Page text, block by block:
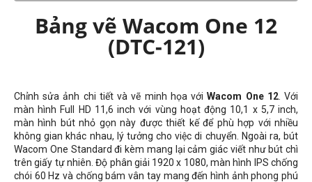
Bảng vẽ Wacom One 12
(DTC-121)
Chỉnh sửa ảnh chi tiết và vẽ minh họa vớiWacom One 12. Với
màn hình Full HD 11,6 inch với vùng hoạt động 10,1 x 5,7 inch,
màn hình bút nhỏ gọn này được thiết kế để phù hợp với nhiều
không gian khác nhau, lý tưởng cho việc di chuyển. Ngoài ra, bút
Wacom One Standard đi kèm mang lại cảm giác viết như bút chì
trên giấy tự nhiên. Độ phân giải 1920 x 1080, màn hình IPS chống
chói 60 Hz và chống bám vân tay mang đến hình ảnh phong phú